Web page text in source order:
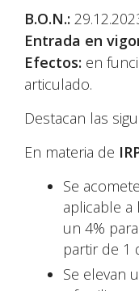
B.O.N.:
Entrada en
Efectos: en
articulado.
Destacan las
En materia de
Se
aplicable a
un 4%
partir de 1
Se elevan